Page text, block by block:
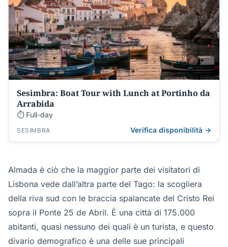
Sesimbra: Boat Tour with Lunch at Portinho da
Arrabida
⏱ Full-day
SESIMBRA Verifica disponibilità →
Almada è ciò che la maggior parte dei visitatori di
Lisbona vede dall’altra parte del Tago: la scogliera
della riva sud con le braccia spalancate del Cristo Rei
sopra il Ponte 25 de Abril. È una città di 175.000
abitanti, quasi nessuno dei quali è un turista, e questo
divario demografico è una delle sue principali